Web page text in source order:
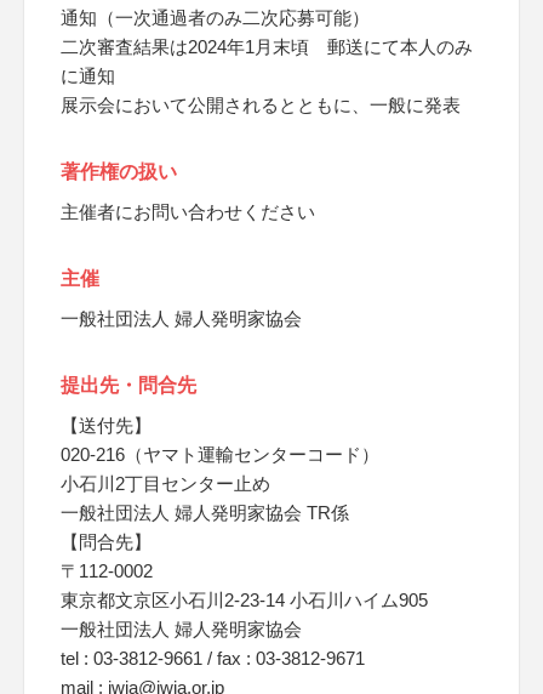
通知（一次通過者のみ二次応募可能）
二次審査結果は2024年1月末頃 郵送にて本人のみ
に通知
展示会において公開されるとともに、一般に発表
著作権の扱い
主催者にお問い合わせください
主催
一般社団法人 婦人発明家協会
提出先・問合先
【送付先】
020-216（ヤマト運輸センターコード）
小石川2丁目センター止め
一般社団法人 婦人発明家協会 TR係
【問合先】
〒112-0002
東京都文京区小石川2-23-14 小石川ハイム905
一般社団法人 婦人発明家協会
tel : 03-3812-9661 / fax : 03-3812-9671
mail : jwia@jwia.or.jp